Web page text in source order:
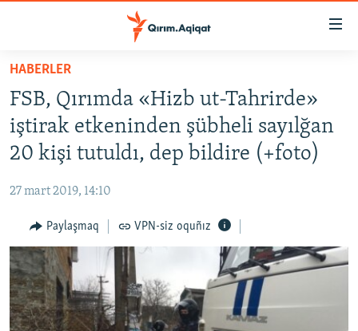
Esas
qaytmaq
Baş
navigatsiyağa
qaytmaq
Qıdıruvğa
SİYASET
İQTİSADİYAT
MEDENİYET
İNSAN AQLARI
VİDEO
SÜRET
BLOGLAR
HABERLER
FSB, Qırımda «Hizb ut-Tahrirde»
iştirak etkeninden şübheli sayılğan
20 kişi tutuldı, dep bildire (+foto)
27 mart 2019, 14:10
Paylaşmaq VPN-siz oquñız